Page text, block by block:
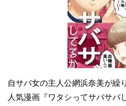
自サバ女の主人公網浜奈美が繰
人気漫画『ワタシってサバサバ